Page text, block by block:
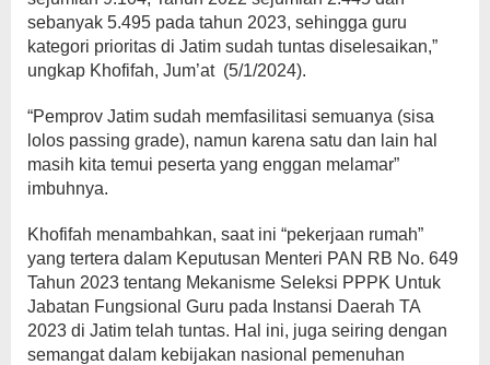
sebanyak 5.495 pada tahun 2023, sehingga guru
kategori prioritas di Jatim sudah tuntas diselesaikan,”
ungkap Khofifah, Jum’at (5/1/2024).
“Pemprov Jatim sudah memfasilitasi semuanya (sisa
lolos passing grade), namun karena satu dan lain hal
masih kita temui peserta yang enggan melamar”
imbuhnya.
Khofifah menambahkan, saat ini “pekerjaan rumah”
yang tertera dalam Keputusan Menteri PAN RB No. 649
Tahun 2023 tentang Mekanisme Seleksi PPPK Untuk
Jabatan Fungsional Guru pada Instansi Daerah TA
2023 di Jatim telah tuntas. Hal ini, juga seiring dengan
semangat dalam kebijakan nasional pemenuhan